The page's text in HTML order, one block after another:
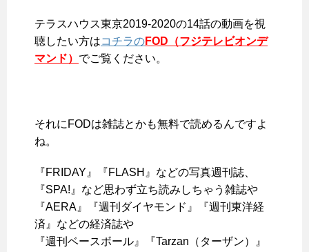
テラスハウス東京2019-2020の14話の動画を視
聴したい方はコチラのFOD（フジテレビオンデ
マンド） でご覧ください。
それにFODは雑誌とかも無料で読めるんですよ
ね。
『FRIDAY』『FLASH』などの写真週刊誌、
『SPA!』など思わず立ち読みしちゃう雑誌や
『AERA』『週刊ダイヤモンド』『週刊東洋経
済』などの経済誌や
『週刊ベースボール』『Tarzan（ターザン）』